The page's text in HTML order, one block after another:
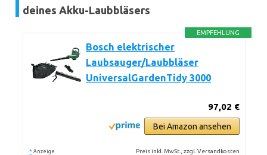
deines Akku-Laubbläsers
EMPFEHLUNG
Bosch elektrischer
Laubsauger/Laubbläser
UniversalGardenTidy 3000
97,02 €
Bei Amazon ansehen
* Anzeige Preis inkl. MwSt., zzgl. Versandkosten